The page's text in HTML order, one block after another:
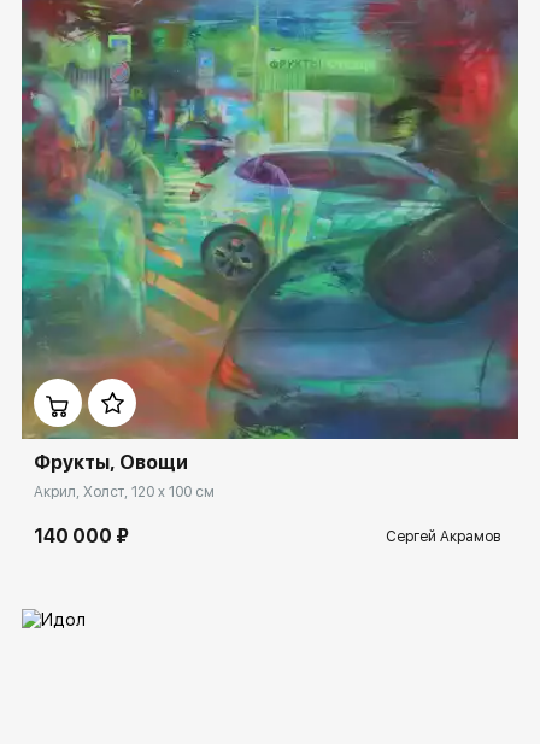
Домен: ekb.rakovgallery.ru
Фрукты, Овощи
Акрил, Холст, 120 x 100 см
140 000 ₽ Сергей Акрамов